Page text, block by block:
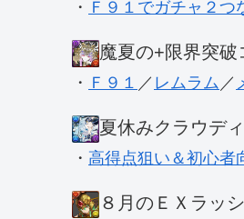
・ Ｆ９１でガチャ２つ
魔夏の+限界突破
・ Ｆ９１ ／ レムラム ／
夏休みクラウデ
・ 高得点狙い＆初心者
８月のＥＸラッシ